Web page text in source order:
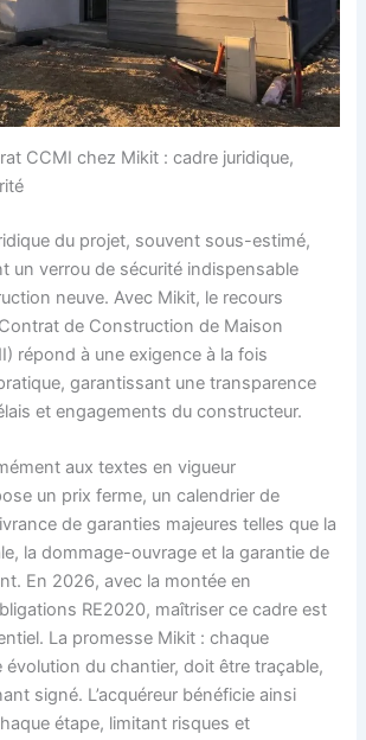
CCMI chez Mikit : cadre juridique,
du projet, souvent sous-estimé,
un verrou de sécurité indispensable
neuve. Avec Mikit, le recours
de Construction de Maison
répond à une exigence à la fois
garantissant une transparence
et engagements du constructeur.
aux textes en vigueur
un prix ferme, un calendrier de
de garanties majeures telles que la
la dommage-ouvrage et la garantie de
En 2026, avec la montée en
RE2020, maîtriser ce cadre est
La promesse Mikit : chaque
évolution du chantier, doit être traçable,
signé. L’acquéreur bénéficie ainsi
étape, limitant risques et